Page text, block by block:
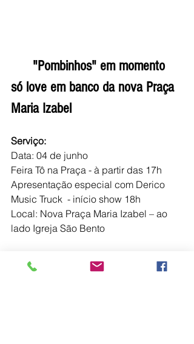
só love em banco da nova Praça
Maria Izabel
Serviço:
Data: 04 de junho
Feira Tô na Praça - à partir das 17h
Apresentação especial com Derico
Music Truck  - início show 18h
Local: Nova Praça Maria Izabel – ao
lado Igreja São Bento